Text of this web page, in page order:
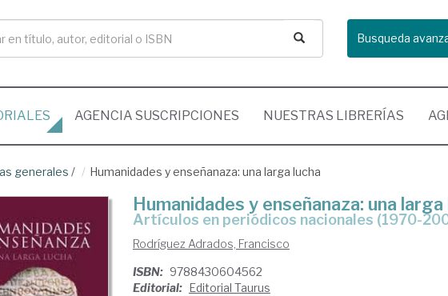
Busqueda
AGENCIA SUSCRIPCIONES NUESTRAS LIBRERÍAS
generales / Humanidades y enseñanaza: una larga lucha
Humanidades y enseñanaza: una larga
Artículos en periódicos nacionales (1970-
Rodríguez Adrados, Francisco
ISBN: 9788430604562
Editorial: Editorial Taurus